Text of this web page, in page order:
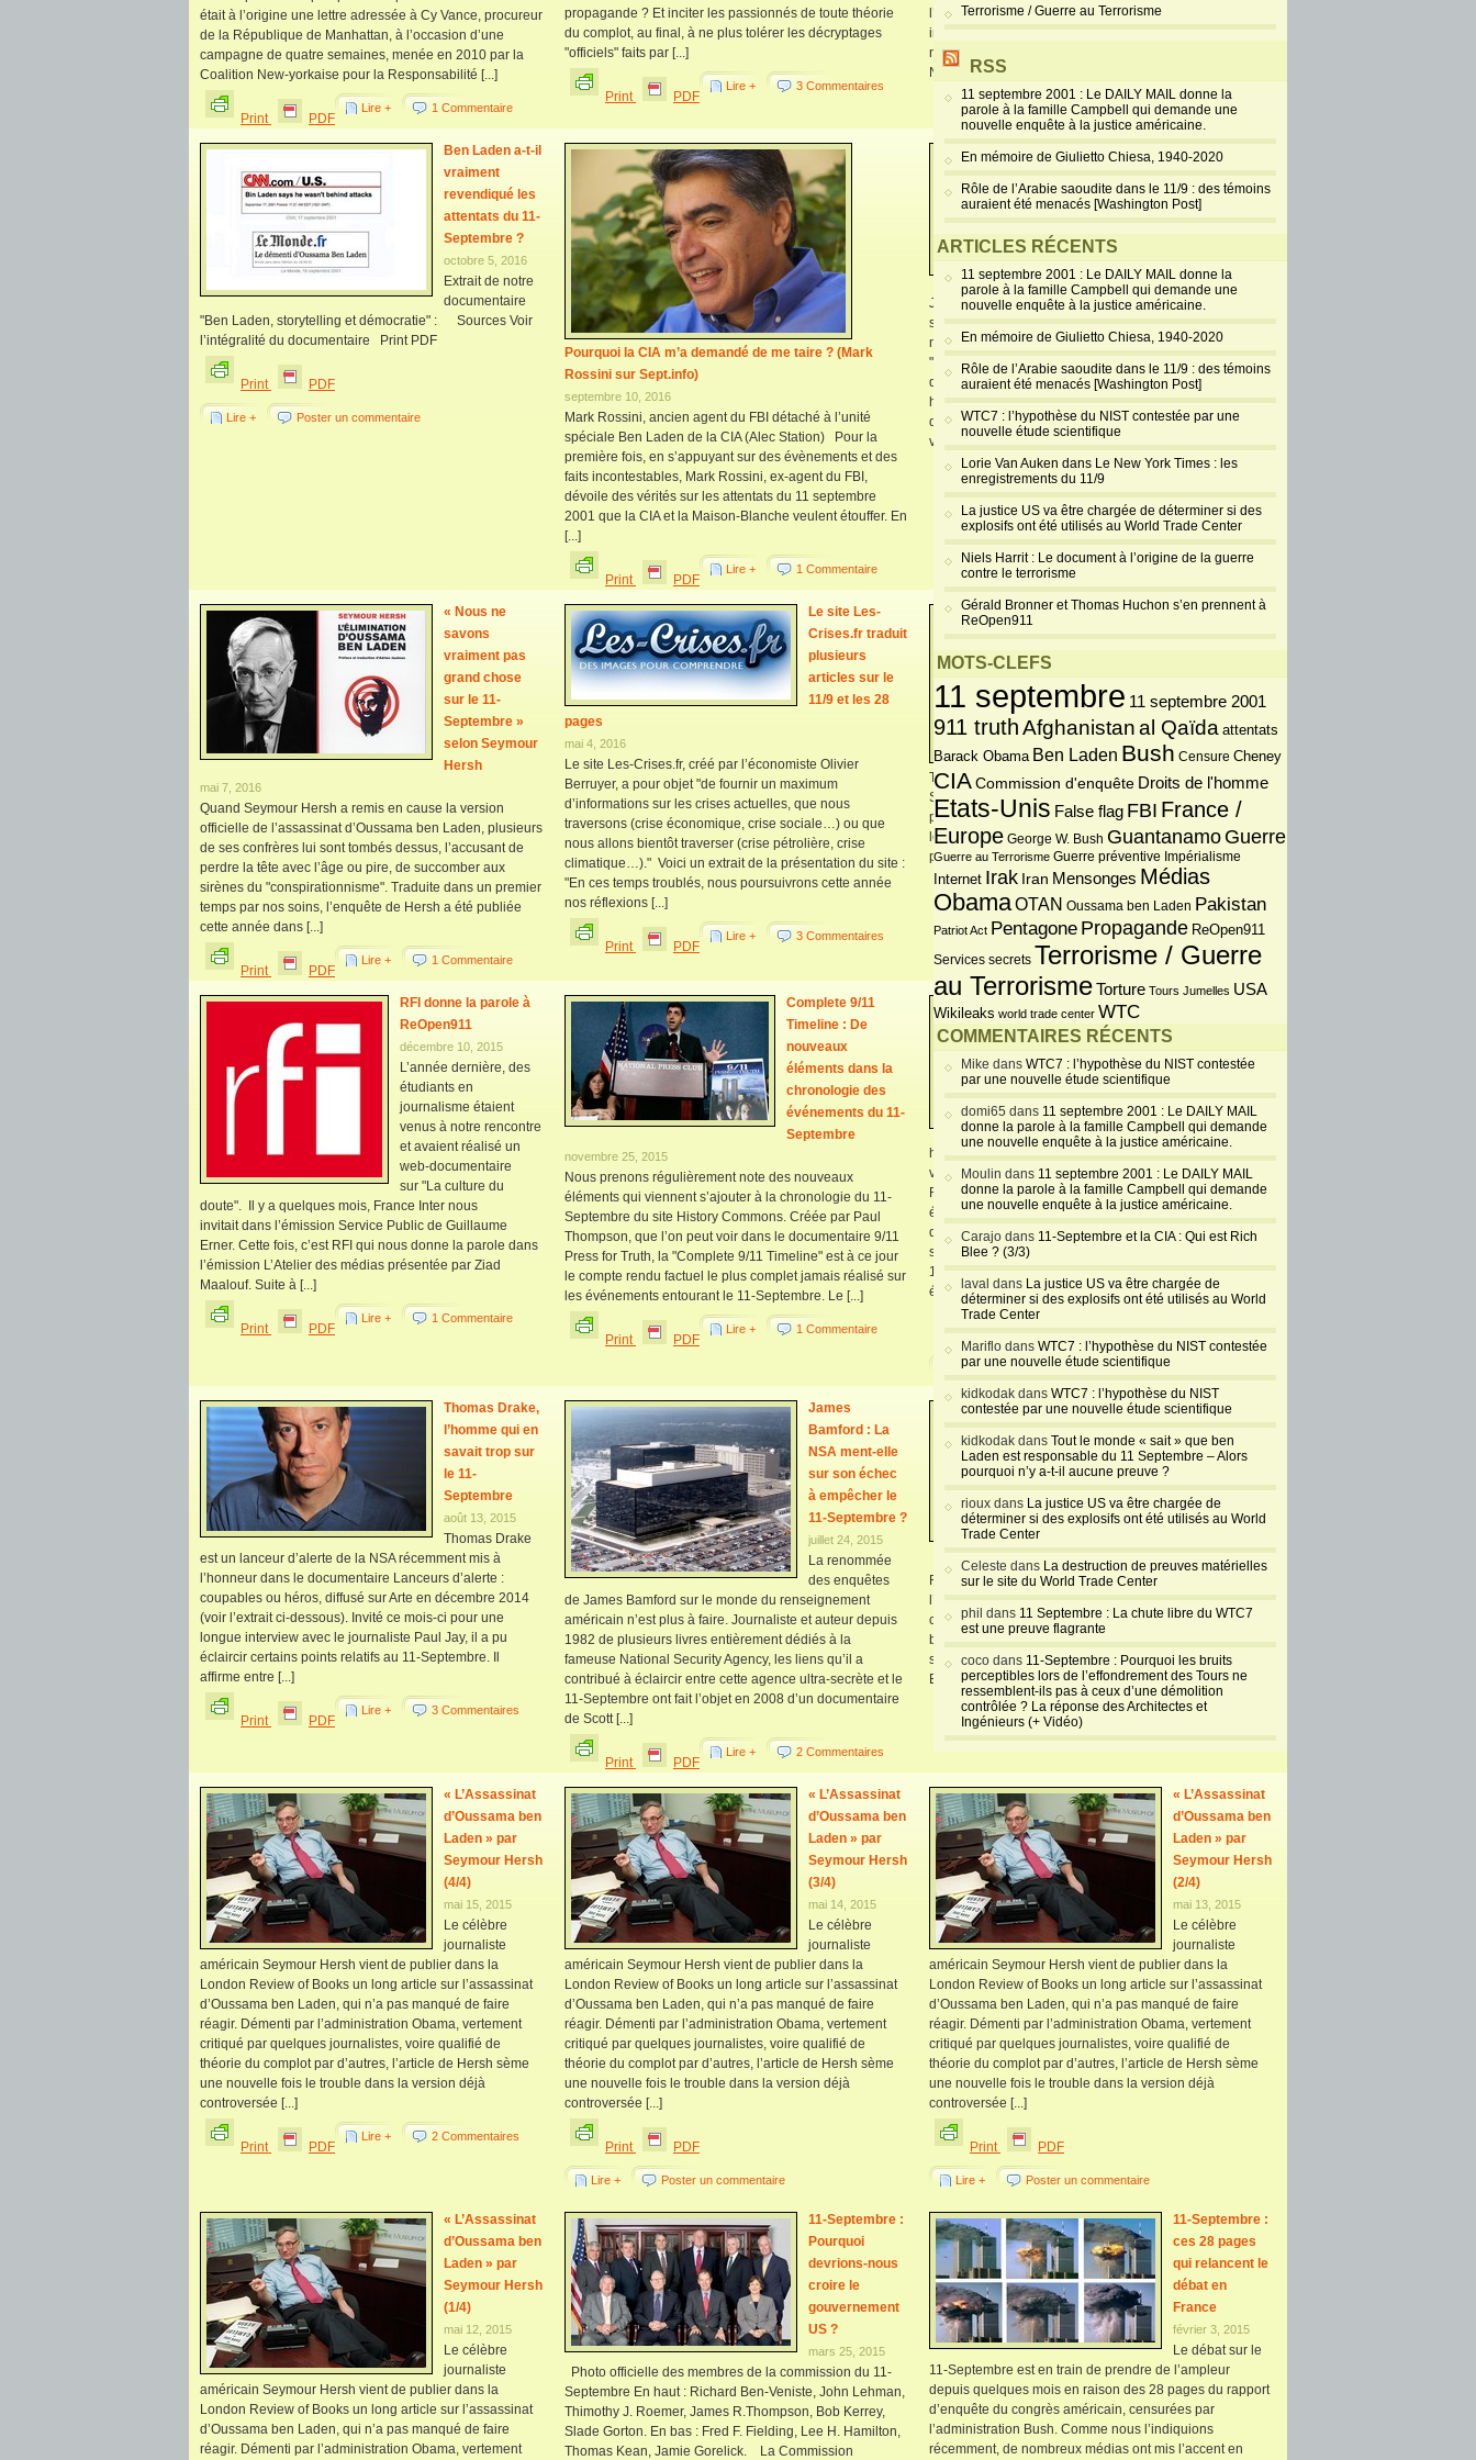
était à l’origine une lettre adressée à Cy Vance, procureur
de la République de Manhattan, à l’occasion d’une
campagne de quatre semaines, menée en 2010 par la
Coalition New-yorkaise pour la Responsabilité [...]
Print PDF
Lire + 1 Commentaire
propagande ? Et inciter les passionnés de toute théorie
du complot, au final, à ne plus tolérer les décryptages
"officiels" faits par [...]
Print PDF
Lire + 3 Commentaires
l’effondrement des 3 tours du WTC (le compteur du site
indique 350 000 vues pour cet article). Dans le dernier
numéro d’Europhysics News, un ancien employé du
NIST nous dit ce qu’il [...]
Print PDF
Lire + 5 Commentaires
Ben Laden a-t-il
vraiment
revendiqué les
attentats du 11-
Septembre ?
octobre 5, 2016
Extrait de notre
documentaire
"Ben Laden, storytelling et démocratie" : Sources Voir
l’intégralité du documentaire Print PDF
Print PDF
Lire + Poster un commentaire
Pourquoi la CIA m’a demandé de me taire ? (Mark
Rossini sur Sept.info)
septembre 10, 2016
Mark Rossini, ancien agent du FBI détaché à l’unité
spéciale Ben Laden de la CIA (Alec Station) Pour la
première fois, en s’appuyant sur des évènements et des
faits incontestables, Mark Rossini, ex-agent du FBI,
dévoile des vérités sur les attentats du 11 septembre
2001 que la CIA et la Maison-Blanche veulent étouffer. En
[...]
Print PDF
Lire + 1 Commentaire
Jacques Baud :
ne permet
dans le 11/9
juin 29, 2016
Jacques Baud est un ancien analyste du renseignement
stratégique suisse. Il est interviewé dans l’émission 64
minutes diffusée sur TV5 Monde à propos de son livre
"Terrorisme, mensonges politiques et stratégies fatales
de l’occident". Interview complète :
https://youtu.be/4QtPuJQXRrw En ce qui concerne la
déclaration de Dick Cheney sur Ben Laden, il s’agit
vraisemblablement [...]
Print PDF
Lire +
« Nous ne
savons
vraiment pas
grand chose
sur le 11-
Septembre »
selon Seymour
Hersh
mai 7, 2016
Quand Seymour Hersh a remis en cause la version
officielle de l’assassinat d’Oussama ben Laden, plusieurs
de ses confrères lui sont tombés dessus, l’accusant de
perdre la tête avec l’âge ou pire, de succomber aux
sirènes du "conspirationnisme". Traduite dans un premier
temps par nos soins, l’enquête de Hersh a été publiée
cette année dans [...]
Print PDF
Lire + 1 Commentaire
Le site Les-
Crises.fr traduit
plusieurs
articles sur le
11/9 et les 28
pages
mai 4, 2016
Le site Les-Crises.fr, créé par l’économiste Olivier
Berruyer, a pour objet "de fournir un maximum
d’informations sur les crises actuelles, que nous
traversons (crise économique, crise sociale…) ou que
nous allons bientôt traverser (crise pétrolière, crise
climatique…)." Voici un extrait de la présentation du site :
"En ces temps troublés, nous poursuivrons cette année
nos réflexions [...]
Print PDF
Lire + 3 Commentaires
Trump a raison
février 19, 2016
Donald Trump
dévoile sa
proposition de
reconstruire les
Tours Jumelles en 2005 Trump a raison sur le 11-
Septembre George W. Bush n’a pas fait tout ce qu’il
pouvait pour empêcher les attentats – et il est temps que
les Républicains affrontent cette réalité. Par Peter Beinart
pour The Atlantic, le 19 octobre 2015 [...]
Print PDF
Lire +
RFI donne la parole à
ReOpen911
décembre 10, 2015
L’année dernière, des
étudiants en
journalisme étaient
venus à notre rencontre
et avaient réalisé un
web-documentaire
sur "La culture du
doute". Il y a quelques mois, France Inter nous
invitait dans l’émission Service Public de Guillaume
Erner. Cette fois, c’est RFI qui nous donne la parole dans
l’émission L’Atelier des médias présentée par Ziad
Maalouf. Suite à [...]
Print PDF
Lire + 1 Commentaire
Complete 9/11
Timeline : De
nouveaux
éléments dans la
chronologie des
événements du 11-
Septembre
novembre 25, 2015
Nous prenons régulièrement note des nouveaux
éléments qui viennent s’ajouter à la chronologie du 11-
Septembre du site History Commons. Créée par Paul
Thompson, que l’on peut voir dans le documentaire 9/11
Press for Truth, la "Complete 9/11 Timeline" est à ce jour
le compte rendu factuel le plus complet jamais réalisé sur
les événements entourant le 11-Septembre. Le [...]
Print PDF
Lire + 1 Commentaire
Consensus911 :
la préconnaissance des
attentats du 11-
Septembre
septembre 9, 2015
http://www.consensus911.org/fr/ ** Téléchargez la
version PDF du site Consensus911 (traduite par
ReOpen911) ** Communiqué de Presse : nouveaux
éléments de preuve sur la préconnaissance des attentats
du 11-Septembre Par le 9/11 Consensus Panel, le 9
septembre 2015 Quatorze ans après les événements du
11-Septembre qui ont changé le monde, de nouveaux
éléments réfutant la version officielle [...]
Lire + Poster un commentaire
Thomas Drake,
l’homme qui en
savait trop sur
le 11-
Septembre
août 13, 2015
Thomas Drake
est un lanceur d’alerte de la NSA récemment mis à
l’honneur dans le documentaire Lanceurs d’alerte :
coupables ou héros, diffusé sur Arte en décembre 2014
(voir l’extrait ci-dessous). Invité ce mois-ci pour une
longue interview avec le journaliste Paul Jay, il a pu
éclaircir certains points relatifs au 11-Septembre. Il
affirme entre [...]
Print PDF
Lire + 3 Commentaires
James
Bamford : La
NSA ment-elle
sur son échec
à empêcher le
11-Septembre ?
juillet 24, 2015
La renommée
des enquêtes
de James Bamford sur le monde du renseignement
américain n’est plus à faire. Journaliste et auteur depuis
1982 de plusieurs livres entièrement dédiés à la
fameuse National Security Agency, les liens qu’il a
contribué à éclaircir entre cette agence ultra-secrète et le
11-Septembre ont fait l’objet en 2008 d’un documentaire
de Scott [...]
Print PDF
Lire + 2 Commentaires
Newsweek : Un
affirme que la
empêcher le
11-Septembre
La liste des personnes confirmant la version de Mark
Rossini continue de s’allonger. Depuis plusieurs années,
l’ancien agent du FBI affirme que des informations
capitales sur le 11-Septembre ont été intentionnellement
bloquées par Alec Station, l’unité du contre-terrorisme
spécialement chargée de surveiller Ben Laden à la CIA.
En effet, dans un précédent article que [...]
Print PDF
Lire + 14 Commentaires
« L’Assassinat
d’Oussama ben
Laden » par
Seymour Hersh
(4/4)
mai 15, 2015
Le célèbre
journaliste
américain Seymour Hersh vient de publier dans la
London Review of Books un long article sur l’assassinat
d’Oussama ben Laden, qui n’a pas manqué de faire
réagir. Démenti par l’administration Obama, vertement
critiqué par quelques journalistes, voire qualifié de
théorie du complot par d’autres, l’article de Hersh sème
une nouvelle fois le trouble dans la version déjà
controversée [...]
Print PDF
Lire + 2 Commentaires
« L’Assassinat
d’Oussama ben
Laden » par
Seymour Hersh
(3/4)
mai 14, 2015
Le célèbre
journaliste
américain Seymour Hersh vient de publier dans la
London Review of Books un long article sur l’assassinat
d’Oussama ben Laden, qui n’a pas manqué de faire
réagir. Démenti par l’administration Obama, vertement
critiqué par quelques journalistes, voire qualifié de
théorie du complot par d’autres, l’article de Hersh sème
une nouvelle fois le trouble dans la version déjà
controversée [...]
Print PDF
Lire + Poster un commentaire
« L’Assassinat
d’Oussama ben
Laden » par
Seymour Hersh
(2/4)
mai 13, 2015
Le célèbre
journaliste
américain Seymour Hersh vient de publier dans la
London Review of Books un long article sur l’assassinat
d’Oussama ben Laden, qui n’a pas manqué de faire
réagir. Démenti par l’administration Obama, vertement
critiqué par quelques journalistes, voire qualifié de
théorie du complot par d’autres, l’article de Hersh sème
une nouvelle fois le trouble dans la version déjà
controversée [...]
Print PDF
Lire + Poster un commentaire
« L’Assassinat
d’Oussama ben
Laden » par
Seymour Hersh
(1/4)
mai 12, 2015
Le célèbre
journaliste
américain Seymour Hersh vient de publier dans la
London Review of Books un long article sur l’assassinat
d’Oussama ben Laden, qui n’a pas manqué de faire
réagir. Démenti par l’administration Obama, vertement
11-Septembre :
Pourquoi
devrions-nous
croire le
gouvernement
US ?
mars 25, 2015
Photo officielle des membres de la commission du 11-
Septembre En haut : Richard Ben-Veniste, John Lehman,
Thimothy J. Roemer, James R.Thompson, Bob Kerrey,
Slade Gorton. En bas : Fred F. Fielding, Lee H. Hamilton,
Thomas Kean, Jamie Gorelick. La Commission
11-Septembre :
ces 28 pages
qui relancent le
débat en
France
février 3, 2015
Le débat sur le
11-Septembre est en train de prendre de l’ampleur
depuis quelques mois en raison des 28 pages du rapport
d’enquête du congrès américain, censurées par
l’administration Bush. Comme nous l’indiquions
récemment, de nombreux médias ont mis l’accent en
Terrorisme / Guerre au Terrorisme
RSS
11 septembre 2001 : Le DAILY MAIL donne la
parole à la famille Campbell qui demande une
nouvelle enquête à la justice américaine.
En mémoire de Giulietto Chiesa, 1940-2020
Rôle de l’Arabie saoudite dans le 11/9 : des témoins
auraient été menacés [Washington Post]
ARTICLES RÉCENTS
11 septembre 2001 : Le DAILY MAIL donne la
parole à la famille Campbell qui demande une
nouvelle enquête à la justice américaine.
En mémoire de Giulietto Chiesa, 1940-2020
Rôle de l’Arabie saoudite dans le 11/9 : des témoins
auraient été menacés [Washington Post]
WTC7 : l’hypothèse du NIST contestée par une
nouvelle étude scientifique
Lorie Van Auken dans Le New York Times : les
enregistrements du 11/9
La justice US va être chargée de déterminer si des
explosifs ont été utilisés au World Trade Center
Niels Harrit : Le document à l’origine de la guerre
contre le terrorisme
Gérald Bronner et Thomas Huchon s’en prennent à
ReOpen911
MOTS-CLEFS
11 septembre 11 septembre 2001
911 truthAfghanistanal Qaïda attentats
Barack Obama Ben Laden Bush Censure Cheney
CIA Commission d'enquête Droits de l'homme
Etats-Unis False flag FBI France /
Europe George W. Bush Guantanamo Guerre
Guerre au Terrorisme Guerre préventive Impérialisme
Internet Irak Iran Mensonges Médias
ObamaOTAN Oussama ben Laden Pakistan
Patriot Act Pentagone Propagande ReOpen911
Services secrets Terrorisme / Guerre
au TerrorismeTorture Tours Jumelles USA
Wikileaks world trade center WTC
COMMENTAIRES RÉCENTS
Mike dans WTC7 : l’hypothèse du NIST contestée
par une nouvelle étude scientifique
domi65 dans 11 septembre 2001 : Le DAILY MAIL
donne la parole à la famille Campbell qui demande
une nouvelle enquête à la justice américaine.
Moulin dans 11 septembre 2001 : Le DAILY MAIL
donne la parole à la famille Campbell qui demande
une nouvelle enquête à la justice américaine.
Carajo dans 11-Septembre et la CIA : Qui est Rich
Blee ? (3/3)
laval dans La justice US va être chargée de
déterminer si des explosifs ont été utilisés au World
Trade Center
Mariflo dans WTC7 : l’hypothèse du NIST contestée
par une nouvelle étude scientifique
kidkodak dans WTC7 : l’hypothèse du NIST
contestée par une nouvelle étude scientifique
kidkodak dans Tout le monde « sait » que ben
Laden est responsable du 11 Septembre – Alors
pourquoi n’y a-t-il aucune preuve ?
rioux dans La justice US va être chargée de
déterminer si des explosifs ont été utilisés au World
Trade Center
Celeste dans La destruction de preuves matérielles
sur le site du World Trade Center
phil dans 11 Septembre : La chute libre du WTC7
est une preuve flagrante
coco dans 11-Septembre : Pourquoi les bruits
perceptibles lors de l’effondrement des Tours ne
ressemblent-ils pas à ceux d’une démolition
contrôlée ? La réponse des Architectes et
Ingénieurs (+ Vidéo)